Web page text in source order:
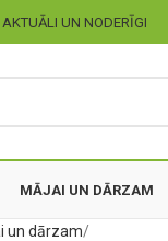
AKTUĀLI UN NODERĪGI
MĀJAI UN DĀRZAM
un dārzam